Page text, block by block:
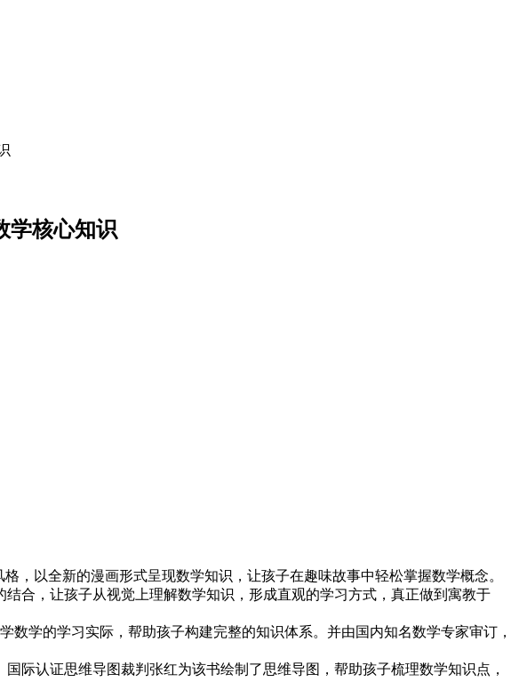
学核心知识
，以全新的漫画形式呈现数学知识，让孩子在趣味故事中轻松掌握数学概念。
合，让孩子从视觉上理解数学知识，形成直观的学习方式，真正做到寓教于
数学的学习实际，帮助孩子构建完整的知识体系。并由国内知名数学专家审订，
际认证思维导图裁判张红为该书绘制了思维导图，帮助孩子梳理数学知识点，